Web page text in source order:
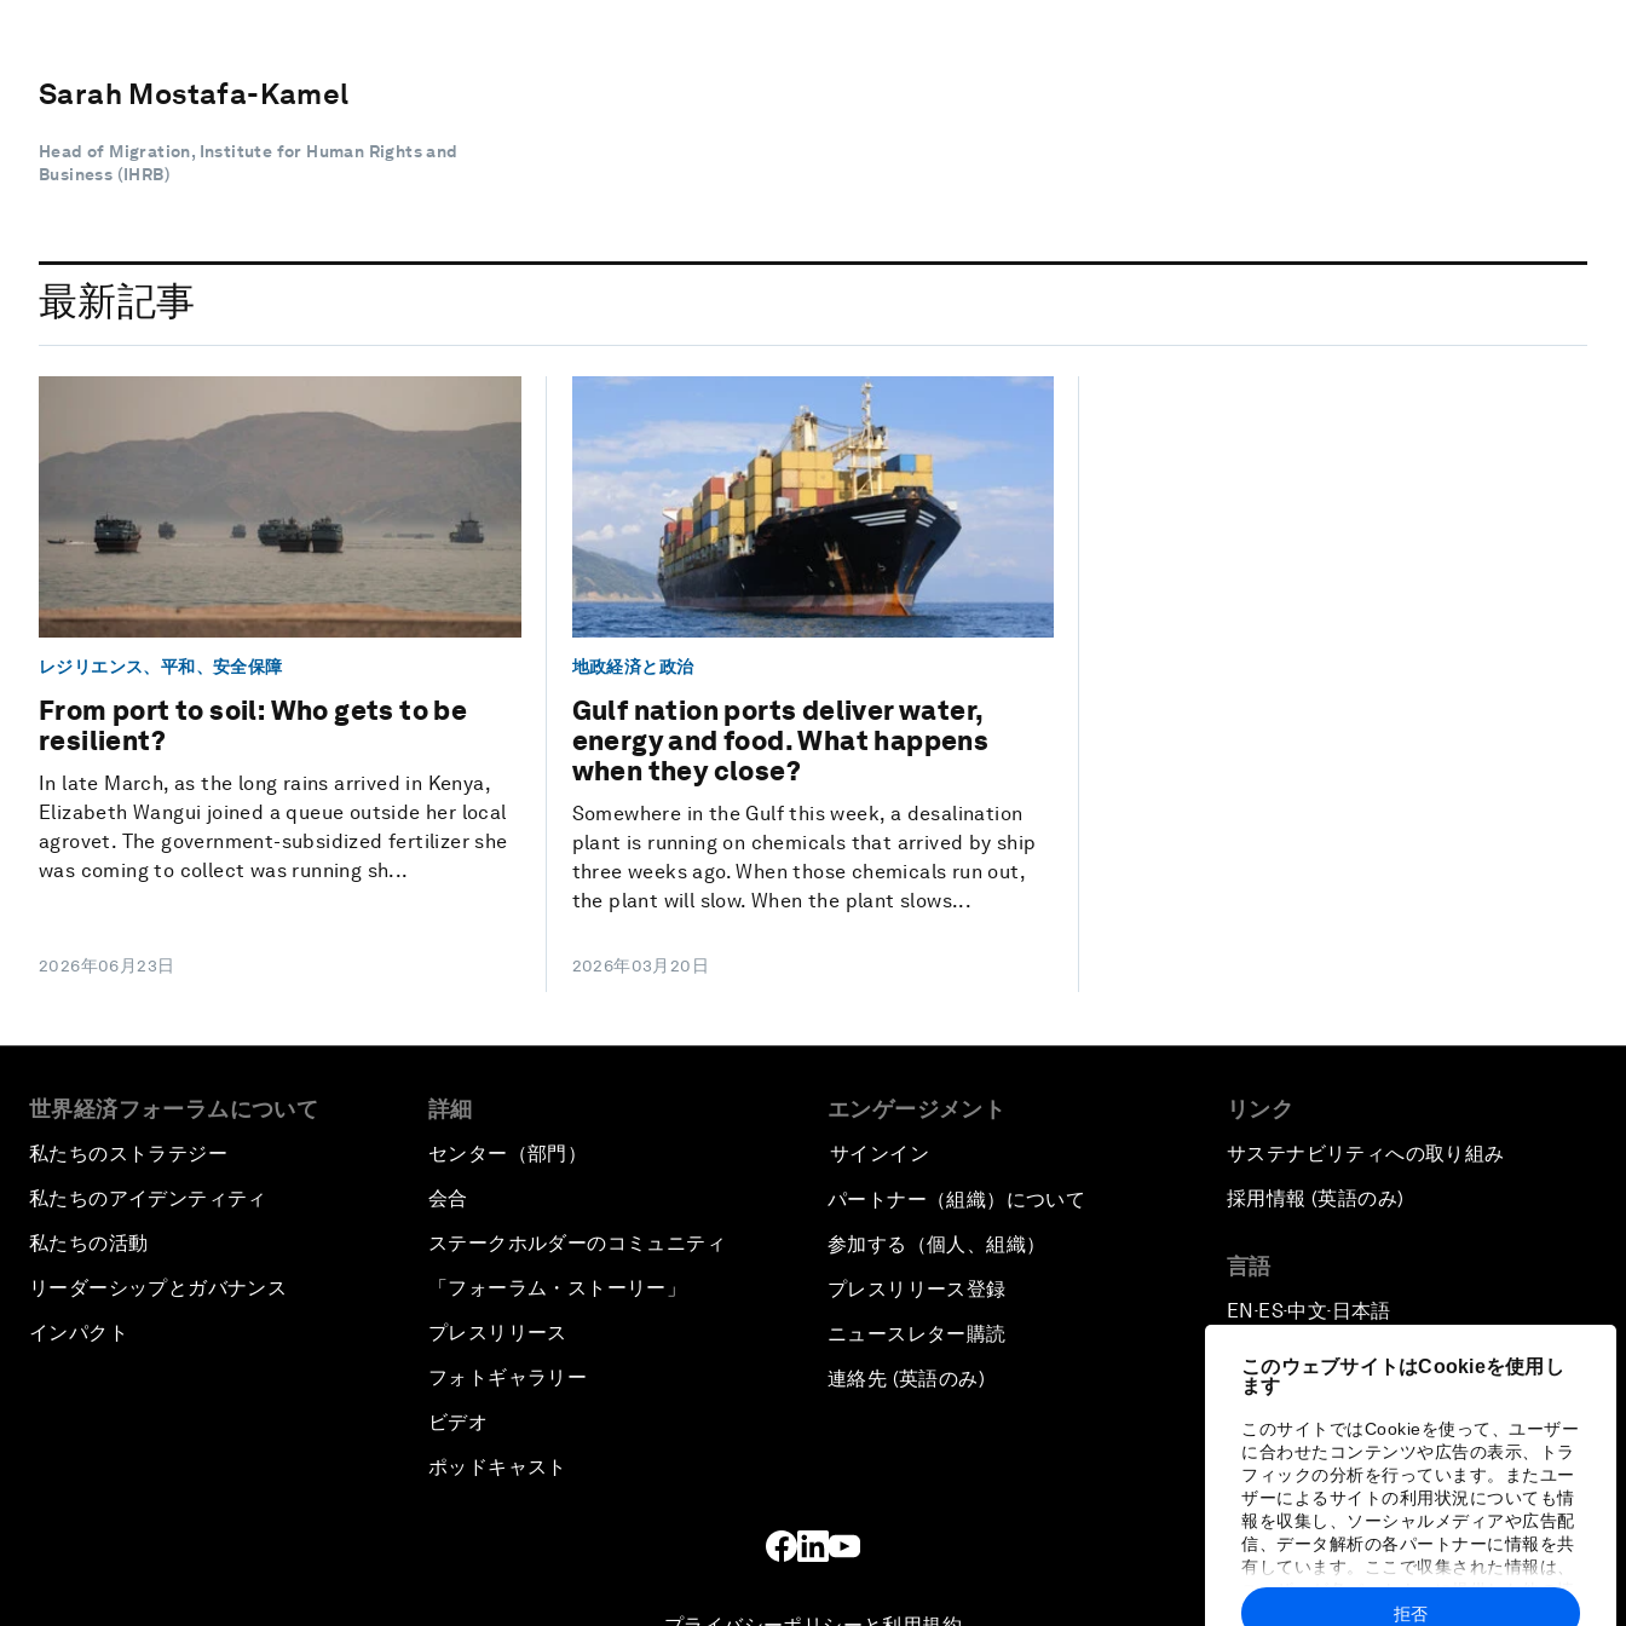
このウェブサイトはCookieを使用し
ます
このサイトではCookieを使って、ユーザー
に合わせたコンテンツや広告の表示、トラ
フィックの分析を行っています。またユー
ザーによるサイトの利用状況についても情
報を収集し、ソーシャルメディアや広告配
信、データ解析の各パートナーに情報を共
有しています。ここで収集された情報は、
ユーザーが各パートナーに提供した他の情
報や各パートナーのサービスを使用した際
拒否
Sarah Mostafa-Kamel
Head of Migration, Institute for Human Rights and
Business (IHRB)
最新記事
レジリエンス、平和、安全保障
From port to soil: Who gets to be
resilient?
In late March, as the long rains arrived in Kenya,
Elizabeth Wangui joined a queue outside her local
agrovet. The government-subsidized fertilizer she
was coming to collect was running sh...
2026年06月23日
地政経済と政治
Gulf nation ports deliver water,
energy and food. What happens
when they close?
Somewhere in the Gulf this week, a desalination
plant is running on chemicals that arrived by ship
three weeks ago. When those chemicals run out,
the plant will slow. When the plant slows...
2026年03月20日
世界経済フォーラムについて
私たちのストラテジー
私たちのアイデンティティ
私たちの活動
リーダーシップとガバナンス
インパクト
詳細
センター（部門）
会合
ステークホルダーのコミュニティ
「フォーラム・ストーリー」
プレスリリース
フォトギャラリー
ビデオ
ポッドキャスト
エンゲージメント
サインイン
パートナー（組織）について
参加する（個人、組織）
プレスリリース登録
ニュースレター購読
連絡先 (英語のみ)
リンク
サステナビリティへの取り組み
採用情報 (英語のみ)
言語
EN ▪ ES▪中文▪ 日本語